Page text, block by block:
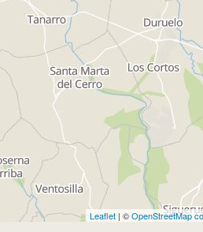
Leaflet | ©OpenStreetMap